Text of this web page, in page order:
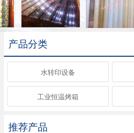
产品分类
水转印设备
工业恒温烤箱
推荐产品